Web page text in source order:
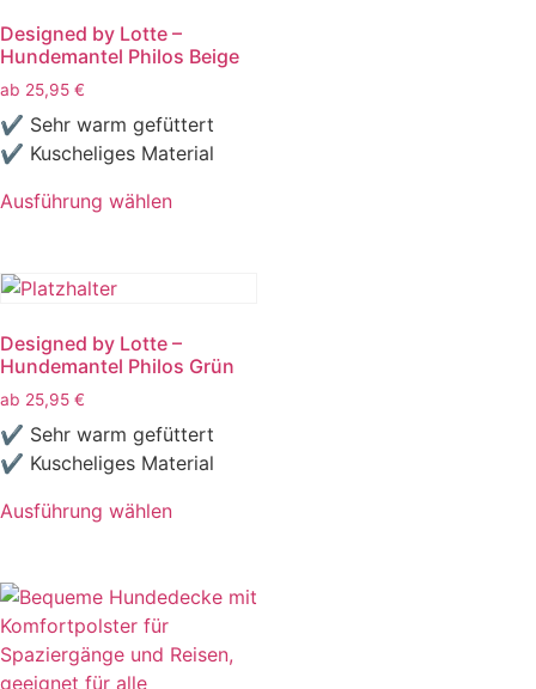
Designed by Lotte –
Hundemantel Philos Beige
ab 25,95 €
✔ Sehr warm gefüttert
✔ Kuscheliges Material
Ausführung wählen
Designed by Lotte –
Hundemantel Philos Grün
ab 25,95 €
✔ Sehr warm gefüttert
✔ Kuscheliges Material
Ausführung wählen